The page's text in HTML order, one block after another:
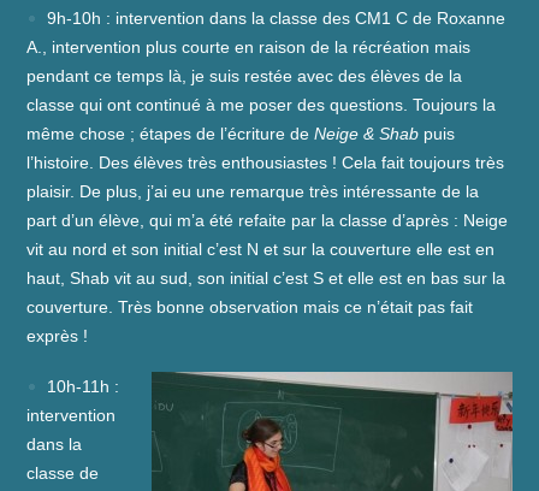
9h-10h : intervention dans la classe des CM1 C de Roxanne
A., intervention plus courte en raison de la récréation mais
pendant ce temps là, je suis restée avec des élèves de la
classe qui ont continué à me poser des questions. Toujours la
même chose ; étapes de l’écriture deNeige & Shab puis
l’histoire. Des élèves très enthousiastes ! Cela fait toujours très
plaisir. De plus, j’ai eu une remarque très intéressante de la
part d’un élève, qui m’a été refaite par la classe d’après : Neige
vit au nord et son initial c’est N et sur la couverture elle est en
haut, Shab vit au sud, son initial c’est S et elle est en bas sur la
couverture. Très bonne observation mais ce n’était pas fait
exprès !
10h-11h :
intervention
dans la
classe de